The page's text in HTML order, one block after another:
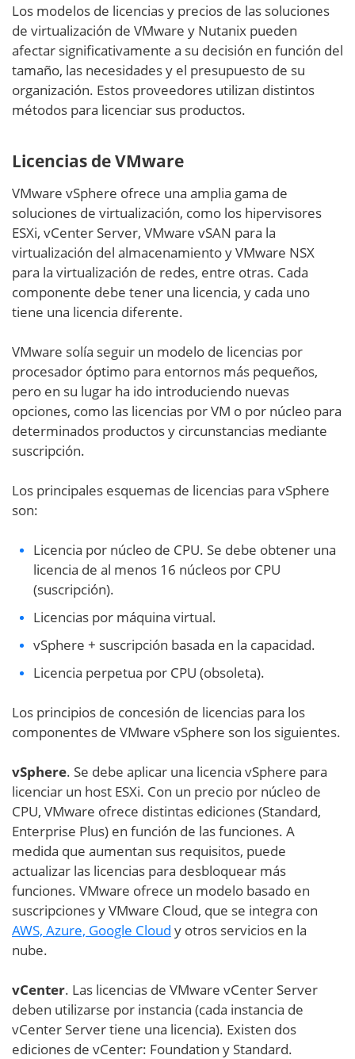
Los modelos de licencias y precios de las soluciones
de virtualización de VMware y Nutanix pueden
afectar significativamente a su decisión en función del
tamaño, las necesidades y el presupuesto de su
organización. Estos proveedores utilizan distintos
métodos para licenciar sus productos.
Licencias de VMware
VMware vSphere ofrece una amplia gama de
soluciones de virtualización, como los hipervisores
ESXi, vCenter Server, VMware vSAN para la
virtualización del almacenamiento y VMware NSX
para la virtualización de redes, entre otras. Cada
componente debe tener una licencia, y cada uno
tiene una licencia diferente.
VMware solía seguir un modelo de licencias por
procesador óptimo para entornos más pequeños,
pero en su lugar ha ido introduciendo nuevas
opciones, como las licencias por VM o por núcleo para
determinados productos y circunstancias mediante
suscripción.
Los principales esquemas de licencias para vSphere
son:
Licencia por núcleo de CPU. Se debe obtener una
licencia de al menos 16 núcleos por CPU
(suscripción).
Licencias por máquina virtual.
vSphere + suscripción basada en la capacidad.
Licencia perpetua por CPU (obsoleta).
Los principios de concesión de licencias para los
componentes de VMware vSphere son los siguientes.
vSphere. Se debe aplicar una licencia vSphere para
licenciar un host ESXi. Con un precio por núcleo de
CPU, VMware ofrece distintas ediciones (Standard,
Enterprise Plus) en función de las funciones. A
medida que aumentan sus requisitos, puede
actualizar las licencias para desbloquear más
funciones. VMware ofrece un modelo basado en
suscripciones y VMware Cloud, que se integra con
AWS, Azure, Google Cloud y otros servicios en la
nube.
vCenter. Las licencias de VMware vCenter Server
deben utilizarse por instancia (cada instancia de
vCenter Server tiene una licencia). Existen dos
ediciones de vCenter: Foundation y Standard.